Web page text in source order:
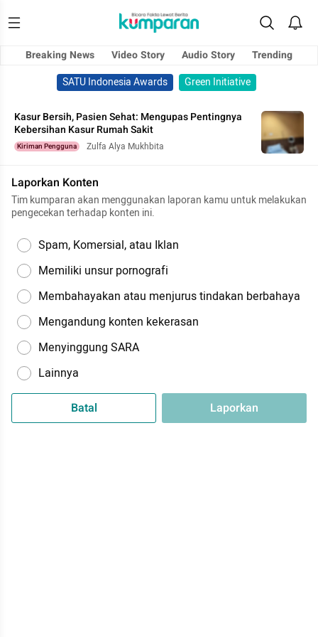
Breaking News Video Story Audio Story
Trending
SATU Indonesia Awards
Green Initiative
Kasur Bersih, Pasien Sehat: Mengupas Pentingnya
Kebersihan Kasur Rumah Sakit
Kiriman Pengguna Zulfa Alya Mukhbita
Laporkan Konten
Tim kumparan akan menggunakan laporan kamu untuk melakukan
pengecekan terhadap konten ini.
Spam, Komersial, atau Iklan
Memiliki unsur pornografi
Membahayakan atau menjurus tindakan berbahaya
Mengandung konten kekerasan
Menyinggung SARA
Lainnya
Batal Laporkan